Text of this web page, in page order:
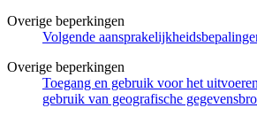
Overige beperkingen
Volgende
Overige beperkingen
Toegang en gebruik voor het
gebruik van geografische